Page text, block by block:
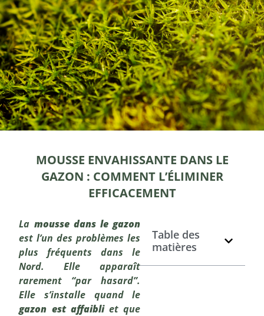
MOUSSE ENVAHISSANTE DANS LE
GAZON : COMMENT L’ÉLIMINER
EFFICACEMENT
La mousse dans le gazon
est l’un des problèmes les
plus fréquents dans le
Nord. Elle apparaît
rarement “par hasard”.
Elle s’installe quand le
gazon est affaibliet que
Table des
matières